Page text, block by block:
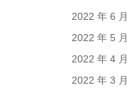
2022 年 6 月
2022 年 5 月
2022 年 4 月
2022 年 3 月